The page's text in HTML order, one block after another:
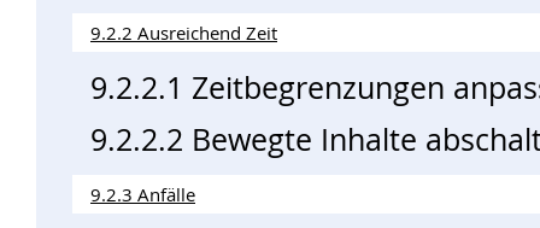
9.2.2 Ausreichend Zeit
9.2.2.1 Zeitbegrenzungen
9.2.2.2 Bewegte Inhalte
9.2.3 Anfälle